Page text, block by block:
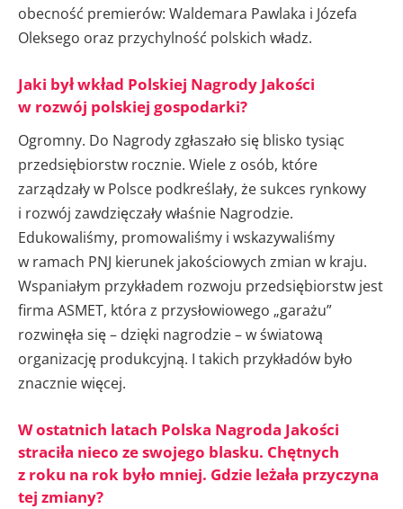
obecność premierów: Waldemara Pawlaka i Józefa
Oleksego oraz przychylność polskich władz.
Jaki był wkład Polskiej Nagrody Jakości
w rozwój polskiej gospodarki?
Ogromny. Do Nagrody zgłaszało się blisko tysiąc
przedsiębiorstw rocznie. Wiele z osób, które
zarządzały w Polsce podkreślały, że sukces rynkowy
i rozwój zawdzięczały właśnie Nagrodzie.
Edukowaliśmy, promowaliśmy i wskazywaliśmy
w ramach PNJ kierunek jakościowych zmian w kraju.
Wspaniałym przykładem rozwoju przedsiębiorstw jest
firma ASMET, która z przysłowiowego „garażu”
rozwinęła się – dzięki nagrodzie – w światową
organizację produkcyjną. I takich przykładów było
znacznie więcej.
W ostatnich latach Polska Nagroda Jakości
straciła nieco ze swojego blasku. Chętnych
z roku na rok było mniej. Gdzie leżała przyczyna
tej zmiany?